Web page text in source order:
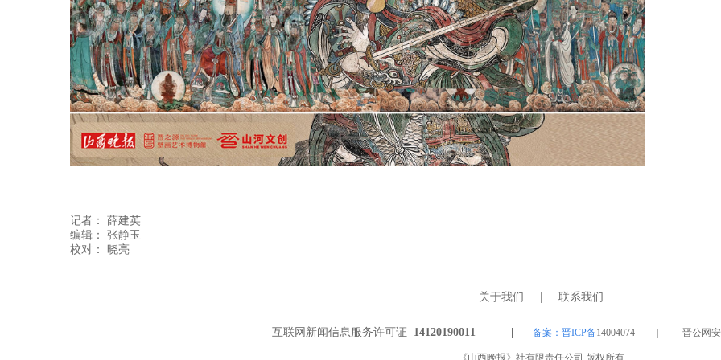
记者： 薛建英
编辑： 张静玉
关于我们 联系我们
互联网新闻信息服务许可证 14120190011 | 备案：晋ICP备14004074 | 晋公网安备